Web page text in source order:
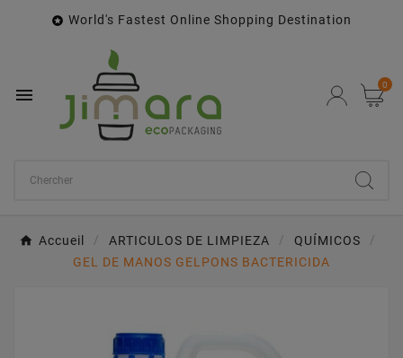
 World's Fastest Online Shopping Destination
 0
Accueil ARTICULOS DE LIMPIEZA
QUÍMICOS
GEL DE MANOS GELPONS BACTERICIDA